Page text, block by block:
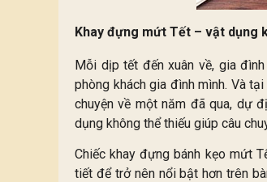
Khay đựng mứt Tết – vật dụng
Mỗi dịp tết đến xuân về, gia
phòng khách gia đình mình. Và
chuyện về một năm đã qua, dự
dụng không thể thiếu giúp câu
Chiếc khay đựng bánh kẹo mứt
tiết để trở nên nổi bật hơn trên